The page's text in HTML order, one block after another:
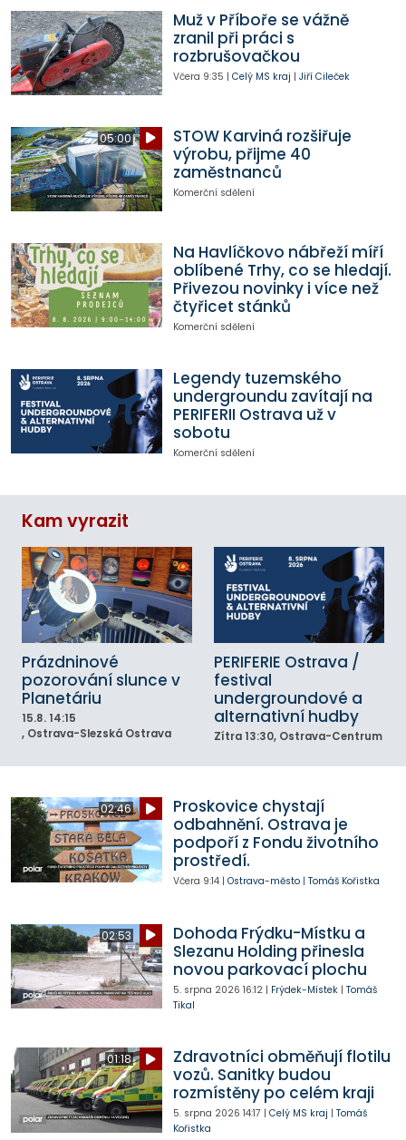
Muž v Příboře se vážně
zranil při práci s
rozbrušovačkou
Včera 9:35 | Celý MS kraj | Jiří Cileček
05:00
STOW Karviná rozšiřuje
výrobu, přijme 40
zaměstnanců
Komerční sdělení
Na Havlíčkovo nábřeží míří
oblíbené Trhy, co se hledají.
Přivezou novinky i více než
čtyřicet stánků
Komerční sdělení
Legendy tuzemského
undergroundu zavítají na
PERIFERII Ostrava už v
sobotu
Komerční sdělení
Kam vyrazit
Prázdninové
pozorování slunce v
Planetáriu
15.8. 14:15
, Ostrava-Slezská Ostrava
PERIFERIE Ostrava /
festival
undergroundové a
alternativní hudby
Zítra 13:30, Ostrava-Centrum
02:46
Proskovice chystají
odbahnění. Ostrava je
podpoří z Fondu životního
prostředí.
Včera 9:14| Ostrava-město| Tomáš Kořistka
02:53
Dohoda Frýdku-Místku a
Slezanu Holding přinesla
novou parkovací plochu
5. srpna 2026 16:12| Frýdek-Místek| Tomáš
Tikal
01:18
Zdravotníci obměňují flotilu
vozů. Sanitky budou
rozmístěny po celém kraji
5. srpna 2026 14:17 | Celý MS kraj | Tomáš
Kořistka